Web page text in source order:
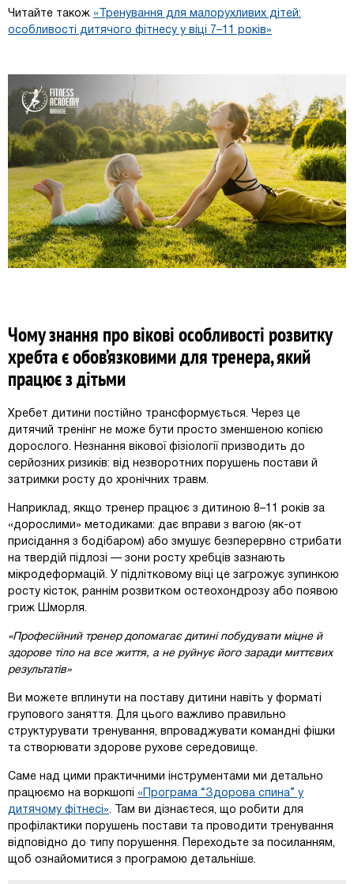
Читайте також «Тренування для малорухливих дітей:
особливості дитячого фітнесу у віці 7–11 років»
Чому знання про вікові особливості розвитку
хребта є обов’язковими для тренера, який
працює з дітьми
Хребет дитини постійно трансформується. Через це
дитячий тренінг не може бути просто зменшеною копією
дорослого. Незнання вікової фізіології призводить до
серйозних ризиків: від незворотних порушень постави й
затримки росту до хронічних травм.
Наприклад, якщо тренер працює з дитиною 8–11 років за
«дорослими» методиками: дає вправи з вагою (як-от
присідання з бодібаром) або змушує безперервно стрибати
на твердій підлозі — зони росту хребців зазнають
мікродеформацій. У підлітковому віці це загрожує зупинкою
росту кісток, раннім розвитком остеохондрозу або появою
гриж Шморля.
«Професійний тренер допомагає дитині побудувати міцне й
здорове тіло на все життя, а не руйнує його заради миттєвих
результатів»
Ви можете вплинути на поставу дитини навіть у форматі
групового заняття. Для цього важливо правильно
структурувати тренування, впроваджувати командні фішки
та створювати здорове рухове середовище.
Саме над цими практичними інструментами ми детально
працюємо на воркшопі «Програма “Здорова спина” у
дитячому фітнесі». Там ви дізнаєтеся, що робити для
профілактики порушень постави та проводити тренування
відповідно до типу порушення. Переходьте за посиланням,
щоб ознайомитися з програмою детальніше.